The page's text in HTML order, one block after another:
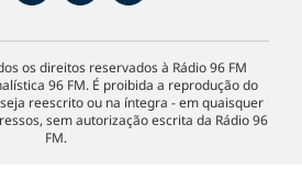
os direitos reservados à Rádio 96 FM
96 FM. É proibida a reprodução do
reescrito ou na íntegra - em quaisquer
sem autorização escrita da Rádio 96
FM.